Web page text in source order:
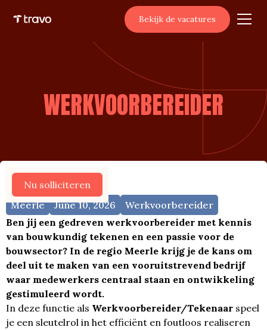
Bekijk de vacatures
WERKVOORBEREIDER
Meer vacatures
Meerle June 10, 2026
Werkvoorbereider
Ben jij een gedreven werkvoorbereider met kennis
van bouwkundig tekenen en een passie voor de
bouwsector? In de regio Meerle krijg je de kans om
deel uit te maken van een vooruitstrevend bedrijf
waar medewerkers centraal staan en ontwikkeling
gestimuleerd wordt.
In deze functie als Werkvoorbereider/Tekenaar speel
je een sleutelrol in het efficiënt en foutloos realiseren
Nu solliciteren